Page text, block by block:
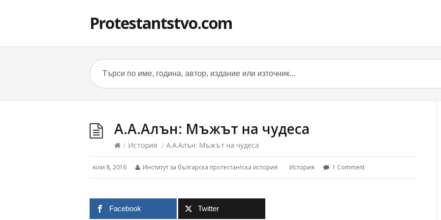
Protestantstvo.com
А.А.Алън: Мъжът на чудеса
/ История / А.А.Алън: Мъжът на чудеса
юли 8, 2016 Институт за българска протестантска история История 1 Comment
Facebook Twitter